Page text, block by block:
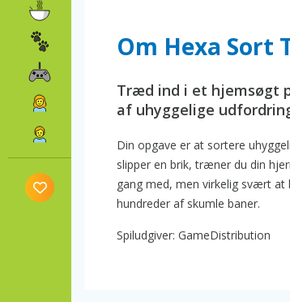
Om Hexa Sort
Træd ind i et hjemsøgt
af uhyggelige
Din opgave er at sortere
slipper en brik, træner du din
gang med, men virkelig svært at
hundreder af skumle baner.
Spiludgiver: GameDistribution